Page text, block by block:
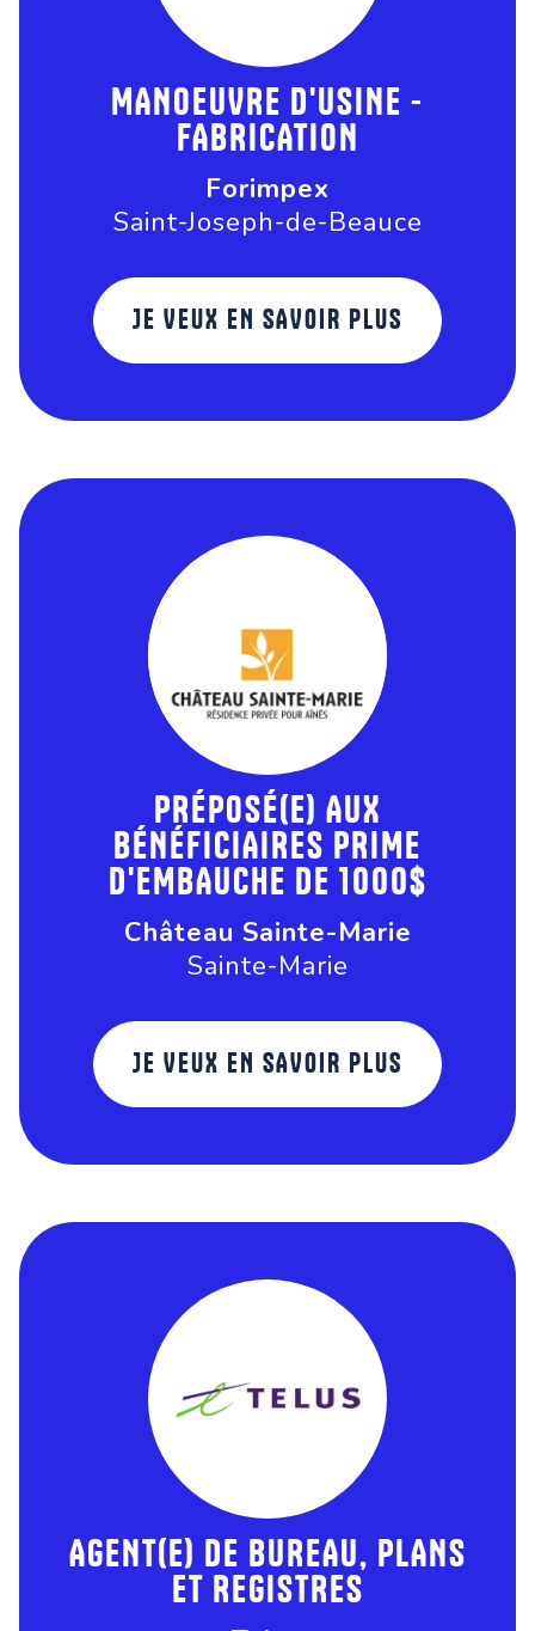
MANOEUVRE D'USINE -
FABRICATION
Forimpex
Saint-Joseph-de-Beauce
JE VEUX EN SAVOIR PLUS
PRÉPOSÉ(E) AUX
BÉNÉFICIAIRES PRIME
D'EMBAUCHE DE 1000$
Château Sainte-Marie
Sainte-Marie
JE VEUX EN SAVOIR PLUS
AGENT(E) DE BUREAU, PLANS
ET REGISTRES